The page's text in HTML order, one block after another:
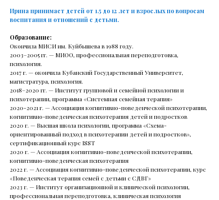
Ирина принимает детей от 1.5 до 12 лет и взрослых по вопросам
воспитания и отношений с детьми.
Образование:
Окончила МИСИ им. Куйбышева в 1988 году.
2003–2005 гг. — МИОО, профессиональная переподготовка,
психология.
2017 г. — окончила Кубанский Государственный Университет,
магистратура, психология.
2018–2020 гг. — Институт групповой и семейной психологии и
психотерапии, программа «Системная семейная терапия»
2020-2021 г. — Ассоциация когнитивно-поведенческой психотерапии,
когнитивно-поведенческая психотерапия детей и подростков
2020 г. — Высшая школа психологии, программа «Схема-
ориентированный подход в психотерапии детей и подростков»,
сертификационный курс ISST
2020 г. — Ассоциация когнитивно-поведенческой психотерапии,
когнитивно-поведенческая психотерапия
2022 г. — Ассоциация когнитивно-поведенческой психотерапии, курс
«Поведенческая терапия семей с детьми с СДВГ»
2023 г. — Институт организационной и клинической психологии,
профессиональная переподготовка, клиническая психология
Читать все статьи
РАС и СДВГ: Нейроотличность
у детей и взрослых
В этот раз поговорим о нейроотличных
людях.Вместе с врачом-психиатром Юлией
Строговой узнаем, что такое РАС* и СДВГ** и какие
их симптомы проявляются в разном возрасте.
Поговорим о том, что делать с усталостью при
СДВГ, почему таблетки не лечат аутизм
и не запускают речь.